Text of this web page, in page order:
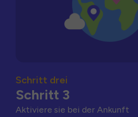
Schritt drei
Schritt 3
Aktiviere sie bei der Ankunft